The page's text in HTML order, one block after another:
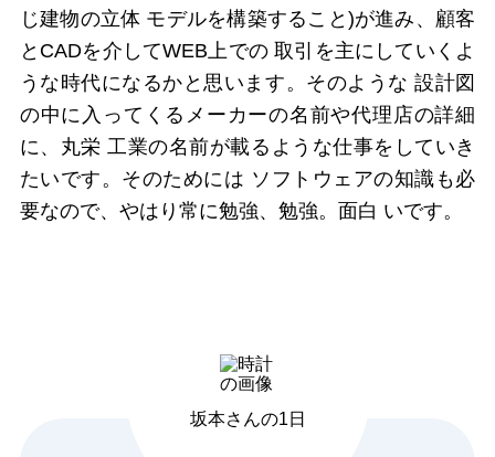
じ建物の立体 モデルを構築すること)が進み、顧客
とCADを介してWEB上での 取引を主にしていくよ
うな時代になるかと思います。そのような 設計図
の中に入ってくるメーカーの名前や代理店の詳細
に、丸栄 工業の名前が載るような仕事をしていき
たいです。そのためには ソフトウェアの知識も必
要なので、やはり常に勉強、勉強。面白 いです。
坂本さんの1日